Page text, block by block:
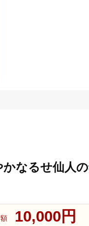
かなるせ仙人
10,000円